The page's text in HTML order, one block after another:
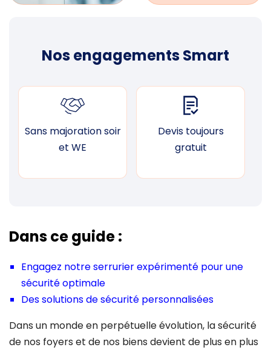
Nos engagements Smart
Sans majoration soir
et WE
Devis toujours
gratuit
Dans ce guide :
Engagez notre serrurier expérimenté pour une
sécurité optimale
Des solutions de sécurité personnalisées
Dans un monde en perpétuelle évolution, la sécurité
de nos foyers et de nos biens devient de plus en plus